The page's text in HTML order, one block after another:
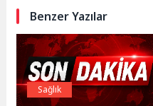
Benzer Yazılar
Sağlık